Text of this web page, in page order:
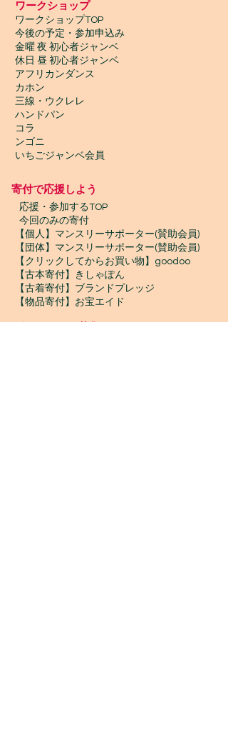
​ワークショップ
ワークショップTOP
今後の予定・参加申込み
金曜 夜 初心者ジャンベ
休日 昼 初心者ジャンベ
アフリカンダンス
カホン
三線・ウクレレ
ハンドパン
コラ
ンゴニ
いちごジャンベ会員
寄付で応援しよう
応援・参加するTOP
今回のみの寄付
【個人】マンスリーサポーター(賛助会員)
【団体】マンスリーサポーター(賛助会員)
【クリックしてからお買い物】goodoo
【古本寄付】きしゃぽん
【古着寄付】ブランドプレッジ
【物品寄付】お宝エイド